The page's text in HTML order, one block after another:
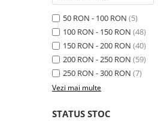
50 RON - 100 RON (5)
100 RON - 150 RON (48)
150 RON - 200 RON (40)
200 RON - 250 RON (59)
250 RON - 300 RON (7)
Vezi mai multe
STATUS STOC